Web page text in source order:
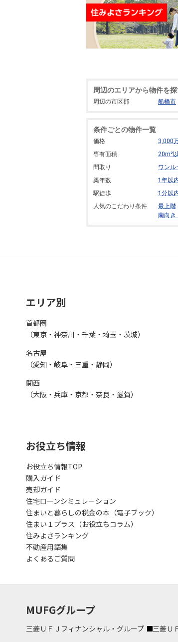
周辺のエリアから物件を
周辺の市区郡 船橋市
条件ごとの物件一覧
価格 3,000
専有面積
20m²
間取り
ワンル
築年数
1年以
駅徒歩
1分以
人気のこだわり条件
最上階
南向き
エリア別
首都圏
（東京・神奈川・千葉・埼玉・茨城）
名古屋
（愛知・岐阜・三重・静岡）
関西
（大阪・兵庫・京都・奈良・滋賀）
お役立ち情報
お役立ち情報TOP
購入ガイド
売却ガイド
住宅ローンシミュレーション
住まいと暮らしの税金の本（電子ブック）
住まい１プラス（お役立ちコラム）
住みよさランキング
不動産用語集
よくあるご質問
MUFGグループ
三菱ＵＦＪフィナンシャル・グループ 三菱Ｕ